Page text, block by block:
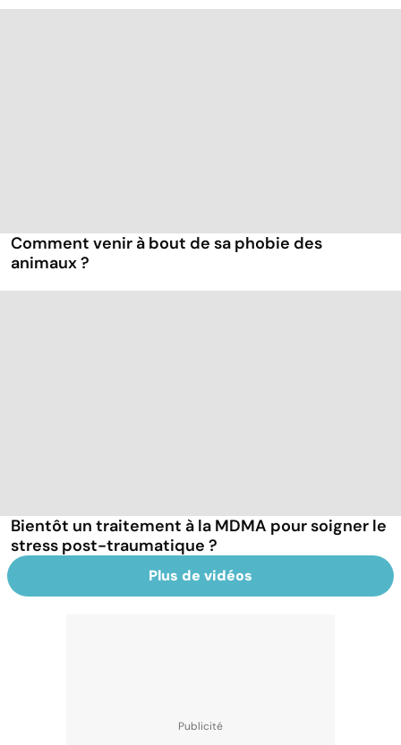
Comment venir à bout de sa phobie des
animaux ?
Bientôt un traitement à la MDMA pour soigner le
stress post-traumatique ?
Plus de vidéos